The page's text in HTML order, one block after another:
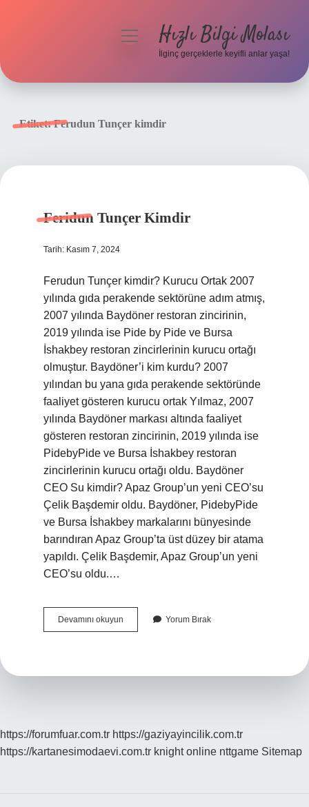
menüyüHızlı Bilgi Molası
İlginç gerçeklerle keyifli anlar yaşa!
Etiket:Ferudun Tunçer kimdir
Feridun Tunçer Kimdir
Tarih: Kasım 7, 2024
Ferudun Tunçer kimdir? Kurucu Ortak 2007
yılında gıda perakende sektörüne adım atmış,
2007 yılında Baydöner restoran zincirinin,
2019 yılında ise Pide by Pide ve Bursa
İshakbey restoran zincirlerinin kurucu ortağı
olmuştur. Baydöner’i kim kurdu? 2007
yılından bu yana gıda perakende sektöründe
faaliyet gösteren kurucu ortak Yılmaz, 2007
yılında Baydöner markası altında faaliyet
gösteren restoran zincirinin, 2019 yılında ise
PidebyPide ve Bursa İshakbey restoran
zincirlerinin kurucu ortağı oldu. Baydöner
CEO Su kimdir? Apaz Group’un yeni CEO’su
Çelik Başdemir oldu. Baydöner, PidebyPide
ve Bursa İshakbey markalarını bünyesinde
barındıran Apaz Group’ta üst düzey bir atama
yapıldı. Çelik Başdemir, Apaz Group’un yeni
CEO’su oldu.…
Devamını okuyun
Tunçer
Yorum Bırak
https://forumfuar.com.tr https://gaziyayincilik.com.tr
https://kartanesimodaevi.com.tr knight online nttgame Sitemap